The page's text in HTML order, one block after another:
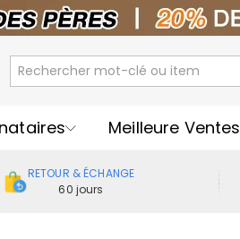
Meilleure Ventes
RETOUR & ÉCHANGE
60 jours